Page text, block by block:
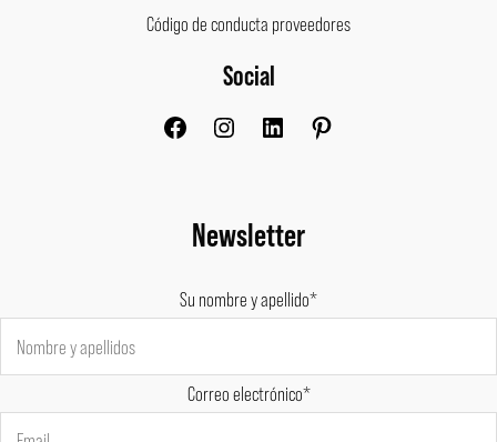
Código de conducta proveedores
Social
FacebookInstagram
Newsletter
Su nombre y apellido*
Correo electrónico*